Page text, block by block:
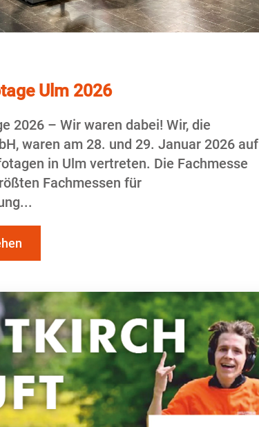
Ulm 2026
2026 – Wir waren dabei! Wir, die
waren am 28. und 29. Januar 2026 auf
in Ulm vertreten. Die Fachmesse
Fachmessen für